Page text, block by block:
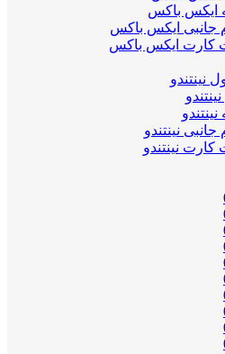
ایکس باکس
جانبی ایکس باکس
کارت ایکس باکس
نینتندو
جانبی نینتندو
کارت نینتندو